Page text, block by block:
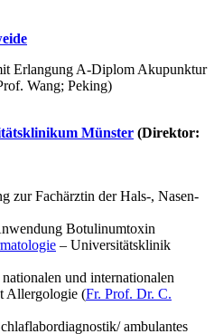
Erlangung A-Diplom Akupunktur
Wang; Peking)
Münster (Direktor:
zur Fachärztin der Hals-, Nasen-
Botulinumtoxin
– Universitätsklinik
und internationalen
Allergologie (Fr. Prof. Dr. C.
ambulantes